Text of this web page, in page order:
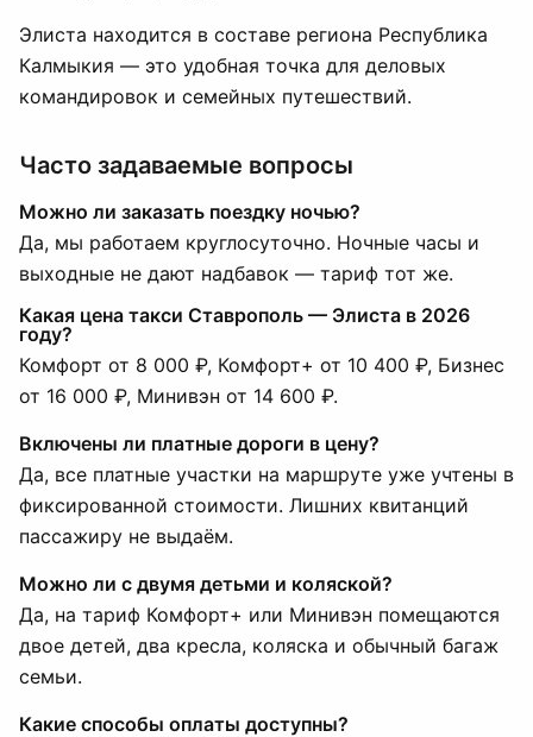
Элиста находится в составе региона Республика
Калмыкия — это удобная точка для деловых
командировок и семейных путешествий.
Часто задаваемые вопросы
Можно ли заказать поездку ночью?
Да, мы работаем круглосуточно. Ночные часы и
выходные не дают надбавок — тариф тот же.
Какая цена такси Ставрополь — Элиста в 2026
году?
Комфорт от 8 000 ₽, Комфорт+ от 10 400 ₽, Бизнес
от 16 000 ₽, Минивэн от 14 600 ₽.
Включены ли платные дороги в цену?
Да, все платные участки на маршруте уже учтены в
фиксированной стоимости. Лишних квитанций
пассажиру не выдаём.
Можно ли с двумя детьми и коляской?
Да, на тариф Комфорт+ или Минивэн помещаются
двое детей, два кресла, коляска и обычный багаж
семьи.
Какие способы оплаты доступны?